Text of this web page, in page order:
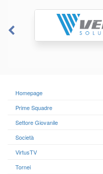
Homepage
Prime Squadre
Settore Giovanile
Società
VirtusTV
Tornei